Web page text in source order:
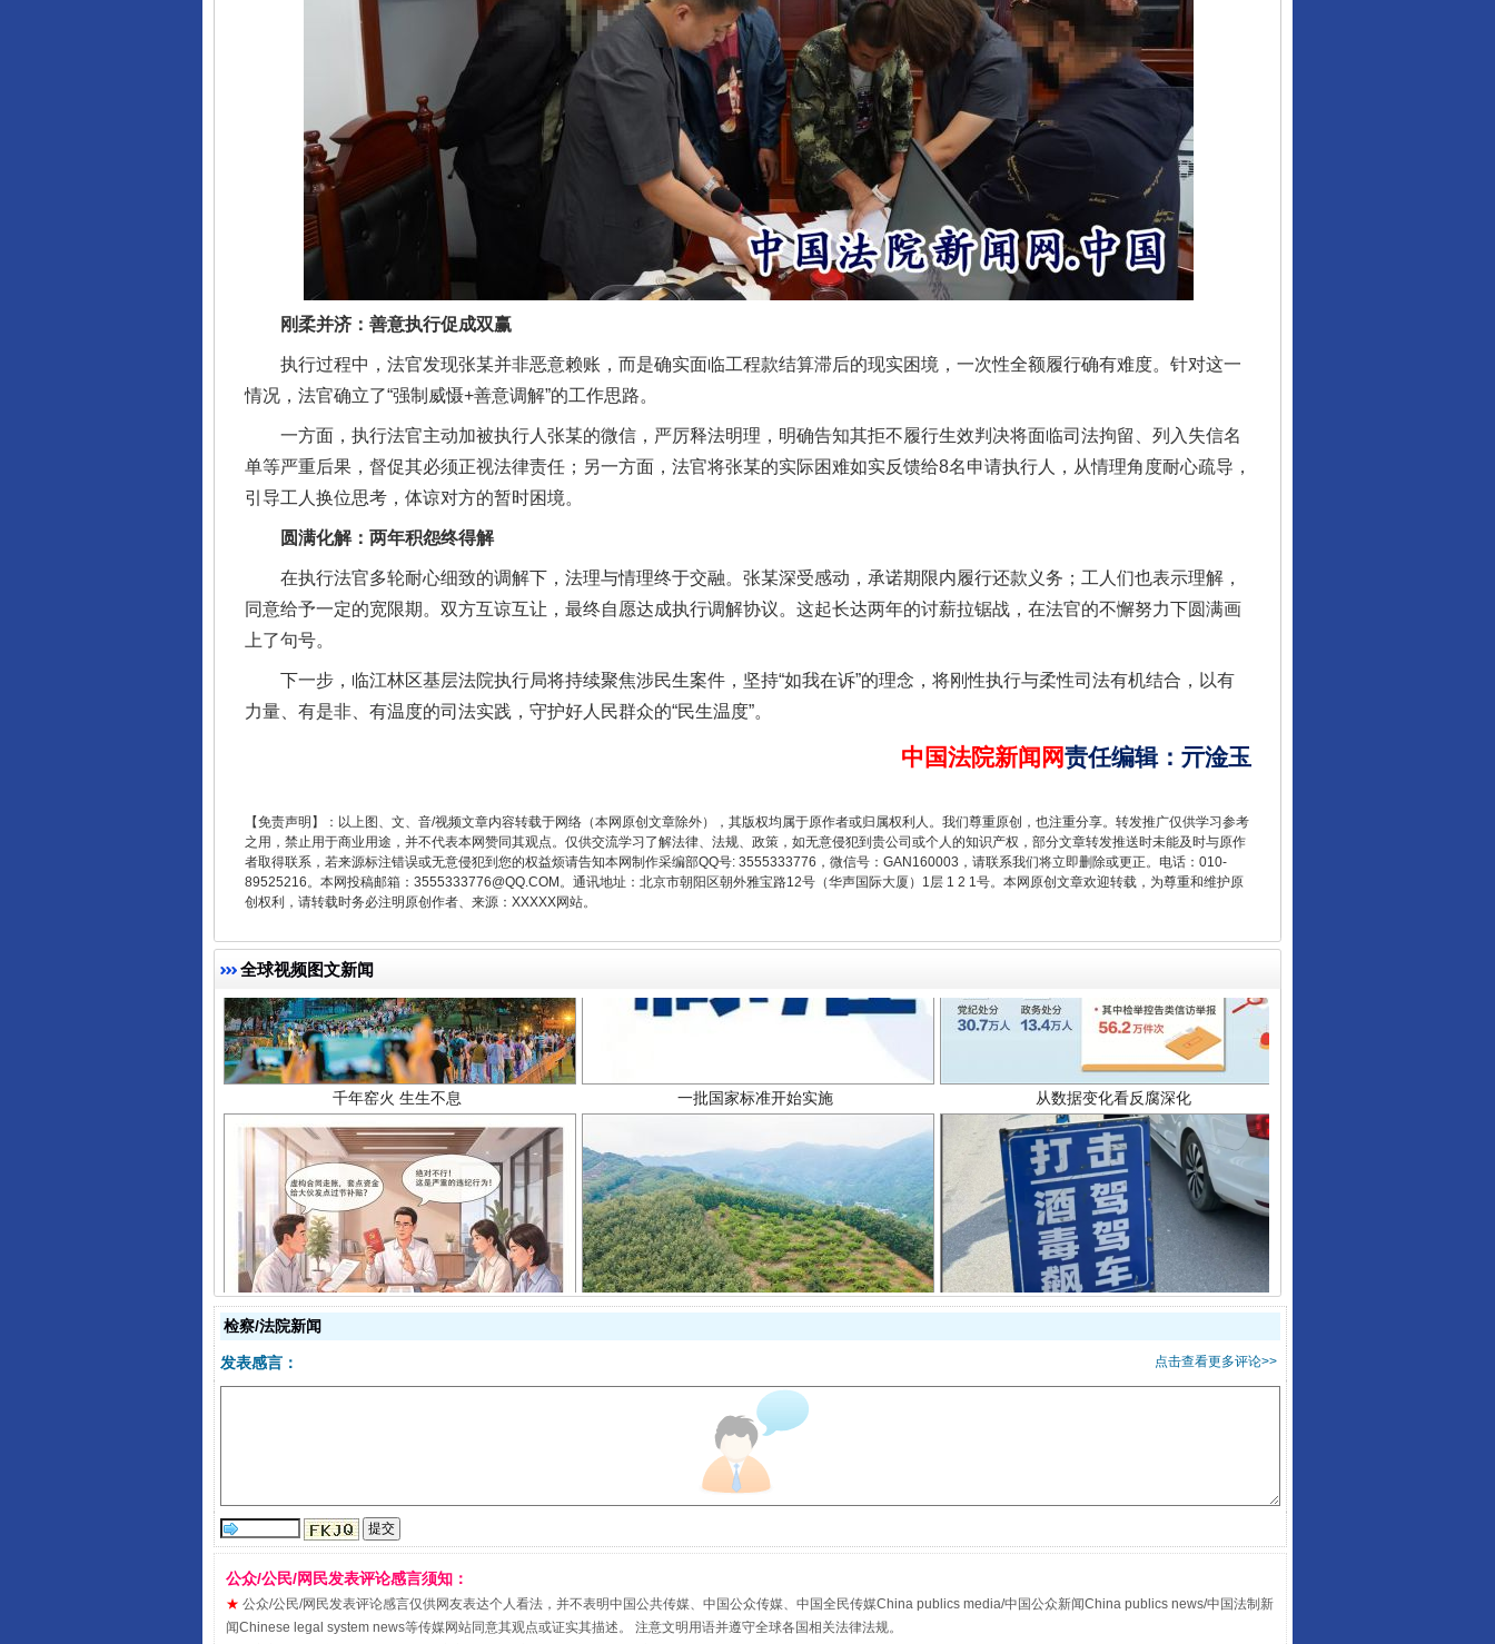
刚柔并济：善意执行促成双赢
执行过程中，法官发现张某并非恶意赖账，而是确实面临工程款结算滞后的现实困境，一次性全额履行确有难度。针对这一
情况，法官确立了“强制威慑+善意调解”的工作思路。
一方面，执行法官主动加被执行人张某的微信，严厉释法明理，明确告知其拒不履行生效判决将面临司法拘留、列入失信名
单等严重后果，督促其必须正视法律责任；另一方面，法官将张某的实际困难如实反馈给8名申请执行人，从情理角度耐心疏导，
引导工人换位思考，体谅对方的暂时困境。
圆满化解：两年积怨终得解
在执行法官多轮耐心细致的调解下，法理与情理终于交融。张某深受感动，承诺期限内履行还款义务；工人们也表示理解，
同意给予一定的宽限期。双方互谅互让，最终自愿达成执行调解协议。这起长达两年的讨薪拉锯战，在法官的不懈努力下圆满画
上了句号。
下一步，临江林区基层法院执行局将持续聚焦涉民生案件，坚持“如我在诉”的理念，将刚性执行与柔性司法有机结合，以有
力量、有是非、有温度的司法实践，守护好人民群众的“民生温度”。
中国法院新闻网责任编辑： 亓淦玉
【免责声明】：以上图、文、音/视频文章内容转载于网络（本网原创文章除外），其版权均属于原作者或归属权利人。我们尊重原创，也注重分享。转发推广仅供学习参考
之用，禁止用于商业用途，并不代表本网赞同其观点。仅供交流学习了解法律、法规、政策，如无意侵犯到贵公司或个人的知识产权，部分文章转发推送时未能及时与原作
者取得联系，若来源标注错误或无意侵犯到您的权益烦请告知本网制作采编部QQ号: 3555333776，微信号：GAN160003，请联系我们将立即删除或更正。电话：010-
89525216。本网投稿邮箱：3555333776@QQ.COM。通讯地址：北京市朝阳区朝外雅宝路12号（华声国际大厦）1层 1 2 1号。本网原创文章欢迎转载，为尊重和维护原
创权利，请转载时务必注明原创作者、来源：XXXXX网站。
全球视频图文新闻
完善运行机制助力责任有效落实 一纸欠条伤亲情 巡回调解促和解.. 行业协会接连发公告
东山县通报“牛蛙产品抗生素超标问题”
千年窑火 生生不息 一批国家标准开始实施 从数据变化看反腐深化
揭开“小金库”的免责幌子 以产业富民促振兴 酒驾未被当场查获能处罚吗
受贿1.44亿！段成刚被判无期
检察/法院新闻
点击查看更多评论>>
发表感言：
公众/公民/网民发表评论感言须知：
★ 公众/公民/网民发表评论感言仅供网友表达个人看法，并不表明中国公共传媒、中国公众传媒、中国全民传媒China publics media/中国公众新闻China publics news/中国法制新
闻Chinese legal system news等传媒网站同意其观点或证实其描述。 注意文明用语并遵守全球各国相关法律法规。